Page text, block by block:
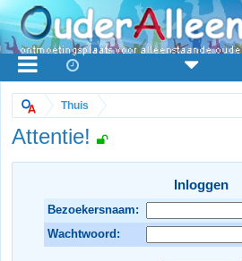
Thuis
Attentie!
Inloggen
Bezoekersnaam:
Wachtwoord: